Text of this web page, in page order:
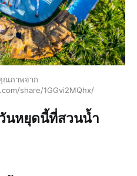
ณภาพจาก
share/1GGvi2MQhx/
นหยุดนี้ที่สวนน้ำ